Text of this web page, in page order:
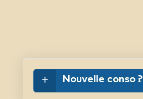
Nouvelle conso ?